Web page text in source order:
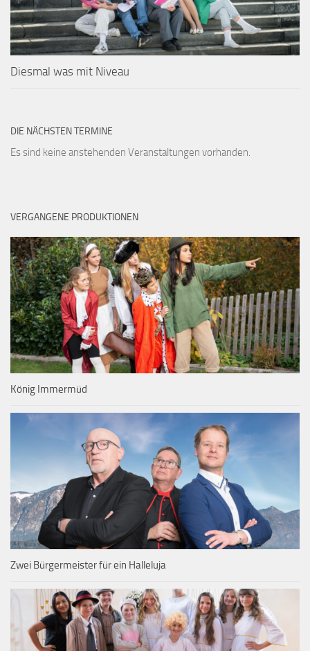
Diesmal was mit Niveau
DIE NÄCHSTEN TERMINE
Es sind keine anstehenden Veranstaltungen vorhanden.
VERGANGENE PRODUKTIONEN
König Immermüd
Zwei Bürgermeister für ein Halleluja